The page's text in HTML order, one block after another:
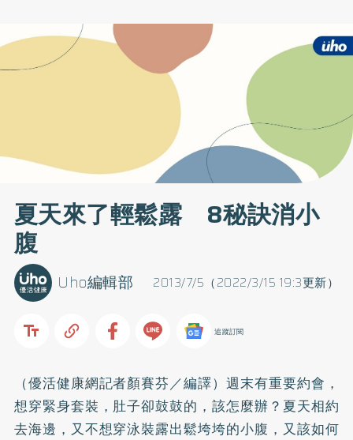
夏天來了輕鬆露 8秘訣消小
腹
2013/7/5（2022/3/15 19:3更新）
Uho編輯部
追蹤訂閱
（優活健康網記者顏賽芬／編譯）週末有重要約會，
想穿緊身套裝，肚子卻鼓鼓的，該怎麼辦？夏天相約
去海邊，又不想穿泳裝露出鬆垮垮的小腹，又該如何